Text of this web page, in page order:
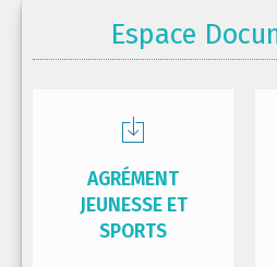
Espace
AGRÉMENT
JEUNESSE ET
SPORTS